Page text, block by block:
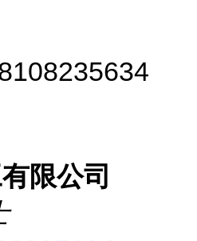
限公司